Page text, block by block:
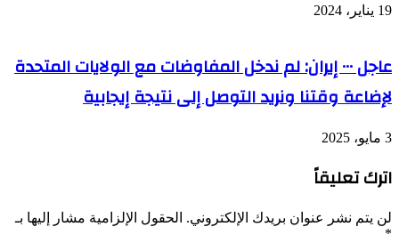
19 يناير، 2024
عاجل ٠٠٠ إيران: لم ندخل المفاوضات مع الولايات المتحدة
لإضاعة وقتنا ونريد التوصل إلى نتيجة إيجابية
3 مايو، 2025
اترك تعليقاً
لن يتم نشر عنوان بريدك الإلكتروني. الحقول الإلزامية مشار إليها بـ
*